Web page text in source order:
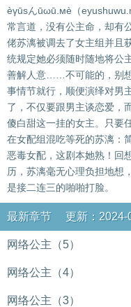
èγūsんūωū.мè（
常言道，没有公主命，却有
佬苏漓被调去了女主组并
统规定她必须随时随地将公
善解人意……不可能的，别
事情节就行，顺便演绎对男
了，不仅要跟男主谈恋爱，
傻白甜这一挂的女主。只要
在女配组混吃等死的苏漓：
恶毒女配，这剧本她熟！回
历，苏漓毫无心理负担地想
是接二连三的啪啪打脸。
最新章节 更新：2024-
网络公主（5）
网络公主（4）
网络公主（3）